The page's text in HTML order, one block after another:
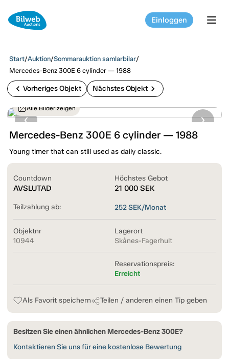
Einloggen
Start/Auktion/Sommarauktion samlarbilar/
Mercedes-Benz 300E 6 cylinder — 1988
chevron_left Vorheriges Objekt Nächstes Objekt chevron_right
Alle Bilder zeigen
Mercedes-Benz 300E 6 cylinder — 1988
Young timer that can still used as daily classic.
Countdown
AVSLUTAD
Höchstes Gebot
21 000 SEK
Teilzahlung ab: 252SEK/Monat
Objektnr
10944
Lagerort
Skånes-Fagerhult
Reservationspreis:
Erreicht
Als Favorit speichern Teilen / anderen einen Tip geben
Besitzen Sie einen ähnlichen Mercedes-Benz 300E?
Kontaktieren Sie uns für eine kostenlose Bewertung